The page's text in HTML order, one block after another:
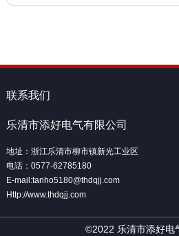
联系我们
乐清市添好电气有限公司
地址：浙江乐清市柳市镇新光工业区
电话：0577-62785180
E-mail:tanho5180@thdqjj.com
Http://www.thdqjj.com
©2022 乐清市添好电